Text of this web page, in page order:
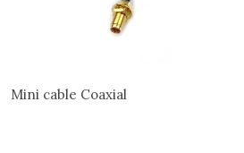
Mini cable Coaxial